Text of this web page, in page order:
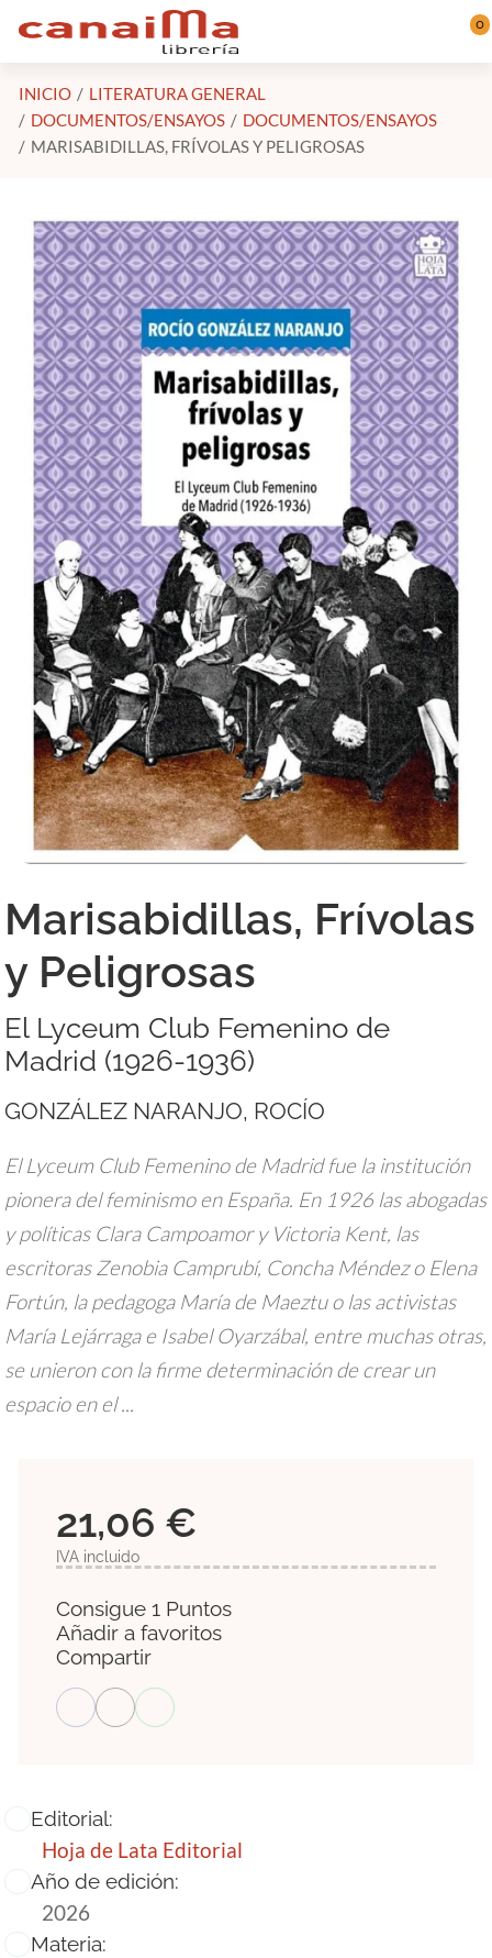
Saltar al contenido principal 0
INICIO
LITERATURA GENERAL
DOCUMENTOS/ENSAYOS
DOCUMENTOS/ENSAYOS
MARISABIDILLAS, FRÍVOLAS Y PELIGROSAS
Marisabidillas, Frívolas
y Peligrosas
El Lyceum Club Femenino de
Madrid (1926-1936)
GONZÁLEZ NARANJO, ROCÍO
El Lyceum Club Femenino de Madrid fue la institución
pionera del feminismo en España. En 1926 las abogadas
y políticas Clara Campoamor y Victoria Kent, las
escritoras Zenobia Camprubí, Concha Méndez o Elena
Fortún, la pedagoga María de Maeztu o las activistas
María Lejárraga e Isabel Oyarzábal, entre muchas otras,
se unieron con la firme determinación de crear un
espacio en el ...
Editorial:
Hoja de Lata Editorial
Año de edición:
2026
Materia:
21,06 €
IVA incluido
Consigue 1 Puntos
Añadir a favoritos
Compartir